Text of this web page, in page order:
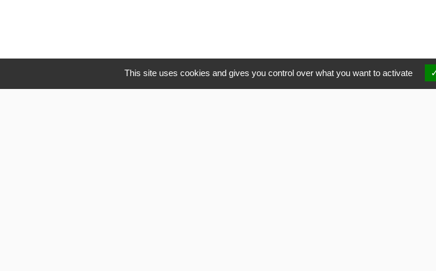
La Mairie
This site uses cookies and gives you control over what you want to activate